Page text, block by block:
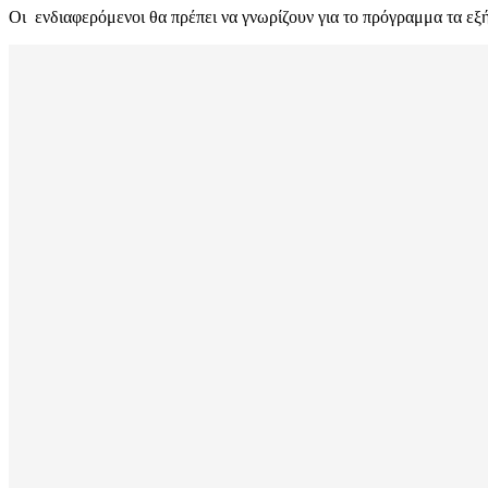
Οι ενδιαφερόμενοι θα πρέπει να γνωρίζουν για το πρόγραμμα τα